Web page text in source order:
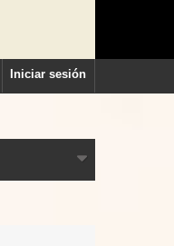
Iniciar sesión